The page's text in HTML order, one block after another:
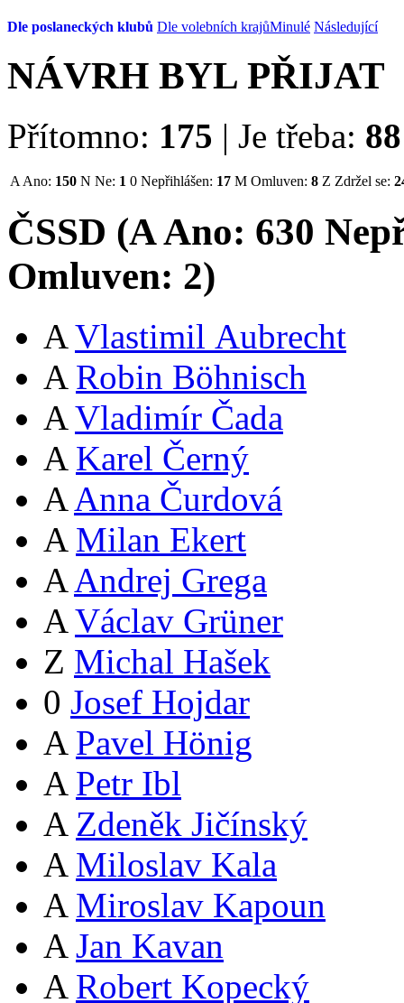
Dle poslaneckých klubů Dle volebních krajůMinulé Následující
NÁVRH BYL PŘIJAT
Přítomno: 175 | Je třeba: 88
A Ano: 150 N Ne: 1 0 Nepřihlášen: 17 M Omluven: 8 Z Zdržel se:
ČSSD (AAno: 630
Omluven: 2)
A Vlastimil Aubrecht
A Robin Böhnisch
A Vladimír Čada
A Karel Černý
A Anna Čurdová
A Milan Ekert
A Andrej Grega
A Václav Grüner
Z Michal Hašek
0 Josef Hojdar
A Pavel Hönig
A Petr Ibl
A Zdeněk Jičínský
A Miloslav Kala
A Miroslav Kapoun
A Jan Kavan
A Robert Kopecký